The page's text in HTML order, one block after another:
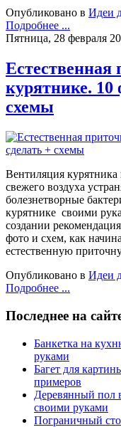
Опубликовано в Идеи
Подробнее ...
Пятница, 28 февраля
курятнике. 10
схемы
Вентиляция
свежего воздуха
болезнетворные
курятнике своими
создании
фото и схем, как
естественную
Опубликовано в Идеи
Подробнее ...
Последнее на
Банкетка на
руками
Багет для
примеров
Деревянный пол
своими руками
Пограничный